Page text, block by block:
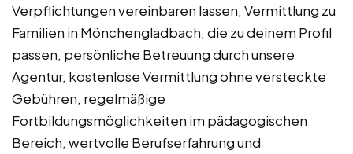
Verpflichtungen vereinbaren lassen, Vermittlung zu
Familien in Mönchengladbach, die zu deinem Profil
passen, persönliche Betreuung durch unsere
Agentur, kostenlose Vermittlung ohne versteckte
Gebühren, regelmäßige
Fortbildungsmöglichkeiten im pädagogischen
Bereich, wertvolle Berufserfahrung und